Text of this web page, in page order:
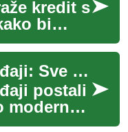
kredit s
bi
i
Ovaj
Klimatizacijski uređaji: Sve što trebate znati
postali
modernog
i